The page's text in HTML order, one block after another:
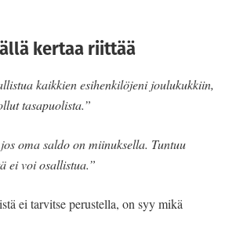
kertaa riittää
kaikkien esihenkilöjeni joulukukkiin,
tasapuolista.”
oma saldo on miinuksella. Tuntuu
ei voi osallistua.”
ei tarvitse perustella, on syy mikä